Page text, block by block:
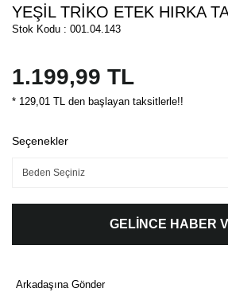
YEŞİL TRİKO ETEK HIRKA
Stok Kodu : 001.04.143
1.199,99 TL
* 129,01 TL den başlayan taksitlerle!!
Seçenekler
GELİNCE HABER
Arkadaşına Gönder